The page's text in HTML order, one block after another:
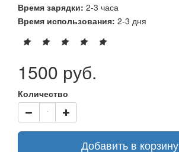
Время зарядки: 2-3 часа
Время использования: 2-3 дня
1500 руб.
Количество
Добавить в корзину